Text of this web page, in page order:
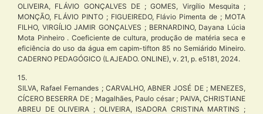
OLIVEIRA, FLÁVIO GONÇALVES DE ; GOMES, Virgílio Mesquita ;
MONÇÃO, FLÁVIO PINTO ; FIGUEIREDO, Flávio Pimenta de ; MOTA
FILHO, VIRGÍLIO JAMIR GONÇALVES ; BERNARDINO, Dayana Lúcia
Mota Pinheiro . Coeficiente de cultura, produção de matéria seca e
eficiência do uso da água em capim-tifton 85 no Semiárido Mineiro.
CADERNO PEDAGÓGICO (LAJEADO. ONLINE), v. 21, p. e5181, 2024.
15.
SILVA, Rafael Fernandes ; CARVALHO, ABNER JOSÉ DE ; MENEZES,
CÍCERO BESERRA DE ; Magalhães, Paulo césar ; PAIVA, CHRISTIANE
ABREU DE OLIVEIRA ; OLIVEIRA, ISADORA CRISTINA MARTINS ;